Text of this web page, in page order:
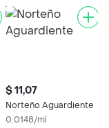
$ 11,07
Norteño Aguardiente
0.0148/ml